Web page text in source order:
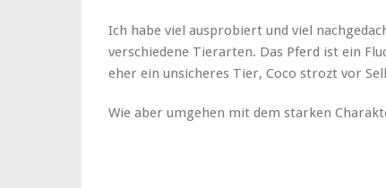
Ich habe viel ausprobiert und viel
verschiedene Tierarten. Das Pferd ist ein
eher ein unsicheres Tier, Coco strozt vor
Wie aber umgehen mit dem starken